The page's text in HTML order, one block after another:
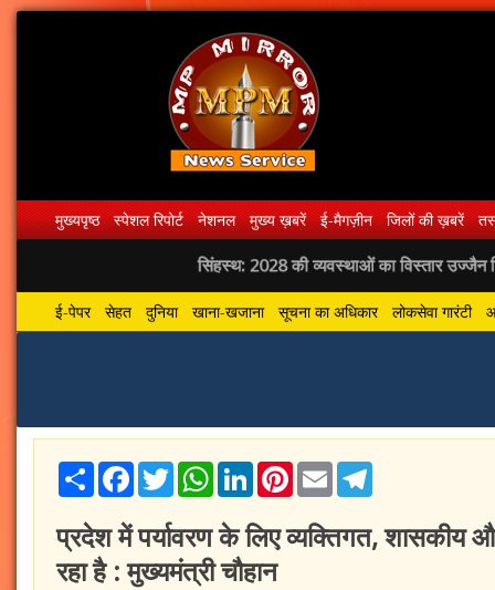
मुख्यपृष्ठ स्पेशल रिपोर्ट नेशनल मुख्य ख़बरें ई-मैगज़ीन जिलों की ख़बरें
सिंहस्थ: 2028 की व्यवस्थाओं का विस्तार उज्जैन जिले के
ई-पेपर सेहत दुनिया खाना-खजाना सूचना का अधिकार लोकसेवा गारंटी
ShareFacebook
TwitterWhatsApp
LinkedInPinterest
Email
प्रदेश में पर्यावरण के लिए व्यक्तिगत, शासकीय
रहा है : मुख्यमंत्री चौहान